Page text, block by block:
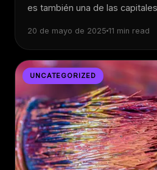
es también una de las
20 de mayo de 2025 11 min read
UNCATEGORIZED